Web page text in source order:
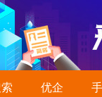
优企